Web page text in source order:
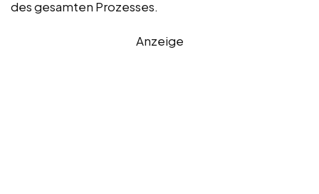
des gesamten Prozesses.
Anzeige